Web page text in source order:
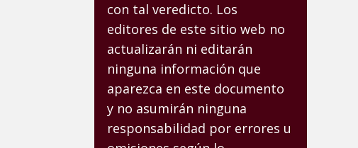
con tal veredicto. Los
editores de este sitio web no
actualizarán ni editarán
ninguna información que
aparezca en este documento
y no asumirán ninguna
responsabilidad por errores u